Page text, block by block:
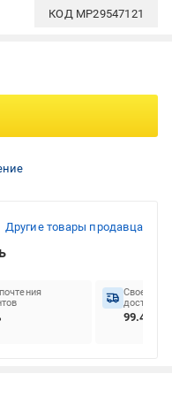
КОД MP29547121
Другие товары продавца
доставок
99.49%